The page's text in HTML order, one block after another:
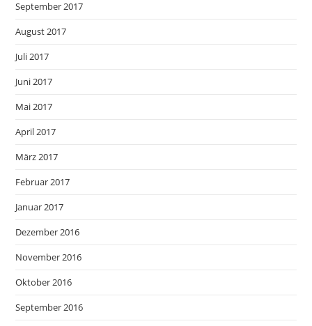
September 2017
August 2017
Juli 2017
Juni 2017
Mai 2017
April 2017
März 2017
Februar 2017
Januar 2017
Dezember 2016
November 2016
Oktober 2016
September 2016